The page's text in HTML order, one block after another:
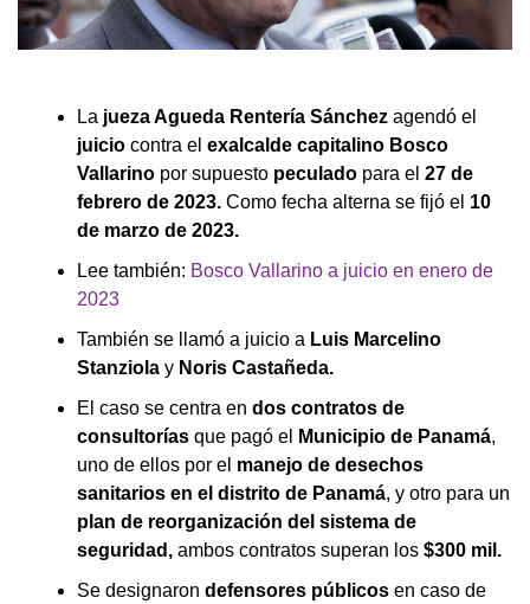
La jueza Agueda Rentería Sánchez agendó el
juicio contra el exalcalde capitalino Bosco
Vallarino por supuesto peculado para el 27 de
febrero de 2023. Como fecha alterna se fijó el 10
de marzo de 2023.
Lee también: Bosco Vallarino a juicio en enero de
2023
También se llamó a juicio a Luis Marcelino
Stanziola y Noris Castañeda.
El caso se centra en dos contratos de
consultorías que pagó el Municipio de Panamá,
uno de ellos por el manejo de desechos
sanitarios en el distrito de Panamá, y otro para un
plan de reorganización del sistema de
seguridad, ambos contratos superan los $300 mil.
Se designaron defensores públicos en caso de